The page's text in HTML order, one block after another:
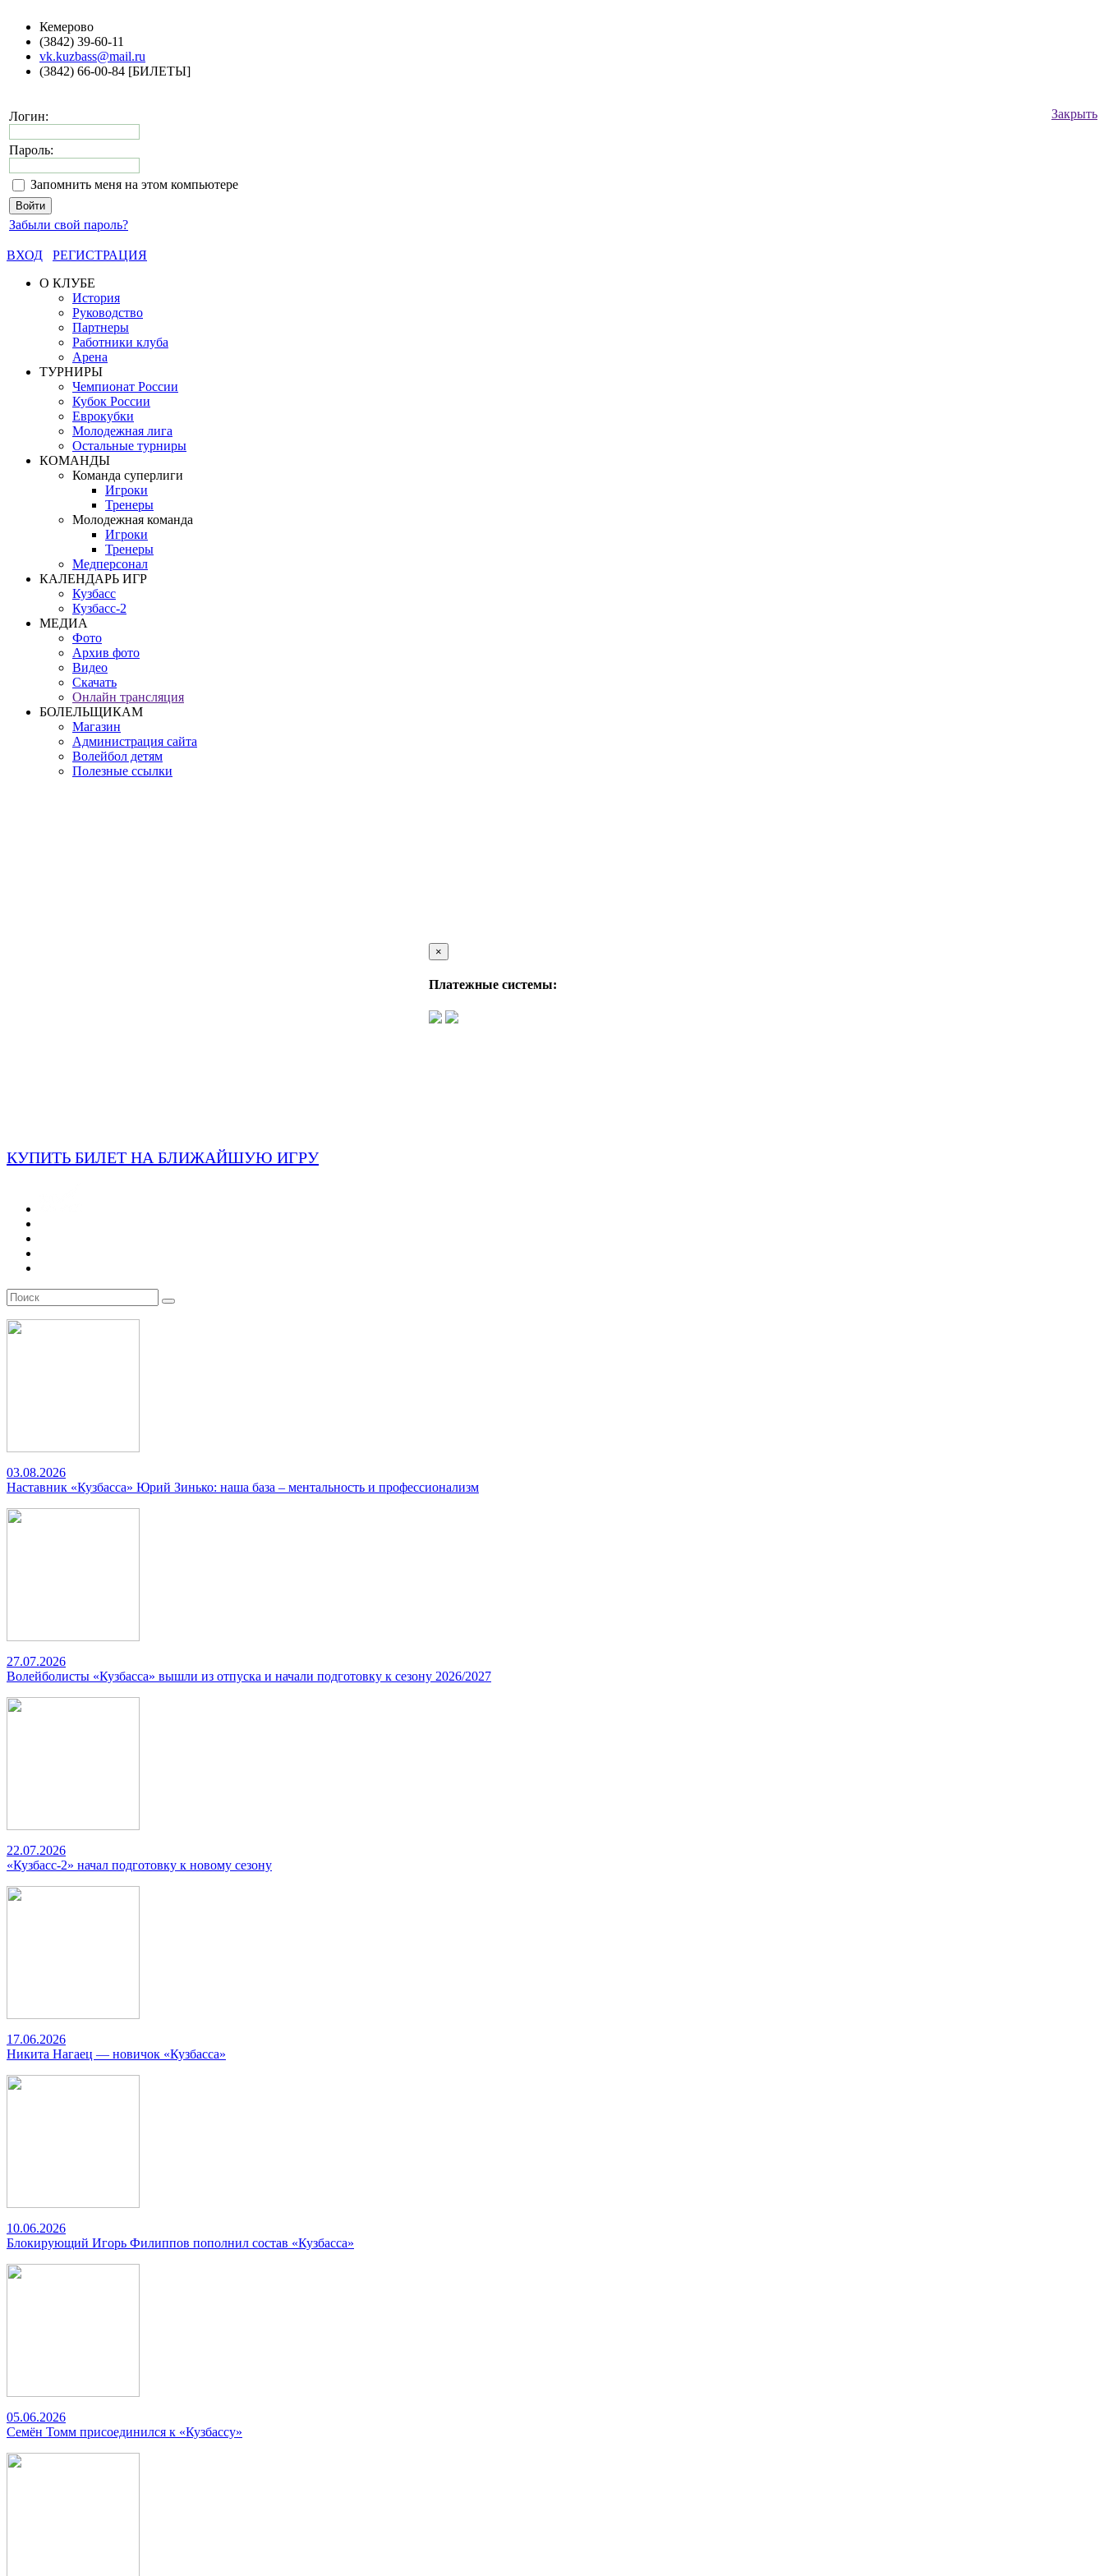
Кемерово
(3842) 39-60-11
vk.kuzbass@mail.ru
(3842) 66-00-84 [БИЛЕТЫ]
Закрыть
Логин:
Пароль:
Запомнить меня на этом компьютере
Забыли свой пароль?
ВХОД
РЕГИСТРАЦИЯ
О КЛУБЕ
История
Руководство
Партнеры
Работники клуба
Арена
ТУРНИРЫ
Чемпионат России
Кубок России
Еврокубки
Молодежная лига
Остальные турниры
КОМАНДЫ
Команда суперлиги
Игроки
Тренеры
Молодежная команда
Игроки
Тренеры
Медперсонал
КАЛЕНДАРЬ ИГР
Кузбасс
Кузбасс-2
МЕДИА
Фото
Архив фото
Видео
Скачать
Онлайн трансляция
БОЛЕЛЬЩИКАМ
Магазин
Администрация сайта
Волейбол детям
Полезные ссылки
×
Платежные системы:
КУПИТЬ БИЛЕТ НА БЛИЖАЙШУЮ ИГРУ
03.08.2026
Наставник «Кузбасса» Юрий Зинько: наша база – ментальность и профессионализм
27.07.2026
Волейболисты «Кузбасса» вышли из отпуска и начали подготовку к сезону 2026/2027
22.07.2026
«Кузбасс-2» начал подготовку к новому сезону
17.06.2026
Никита Нагаец — новичок «Кузбасса»
10.06.2026
Блокирующий Игорь Филиппов пополнил состав «Кузбасса»
05.06.2026
Семён Томм присоединился к «Кузбассу»